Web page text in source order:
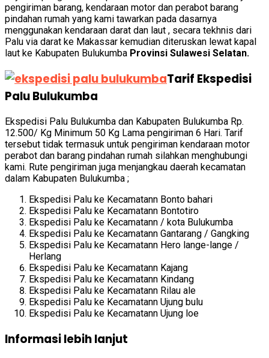
pengiriman barang, kendaraan motor dan perabot barang
pindahan rumah yang kami tawarkan pada dasarnya
menggunakan kendaraan darat dan laut , secara tekhnis dari
Palu via darat ke Makassar kemudian diteruskan lewat kapal
laut ke Kabupaten Bulukumba Provinsi Sulawesi Selatan.
Tarif Ekspedisi
Palu Bulukumba
Ekspedisi Palu Bulukumba dan Kabupaten Bulukumba Rp.
12.500/ Kg Minimum 50 Kg Lama pengiriman 6 Hari. Tarif
tersebut tidak termasuk untuk pengiriman kendaraan motor
perabot dan barang pindahan rumah silahkan menghubungi
kami. Rute pengiriman juga menjangkau daerah kecamatan
dalam Kabupaten Bulukumba ;
Ekspedisi Palu ke Kecamatann Bonto bahari
Ekspedisi Palu ke Kecamatann Bontotiro
Ekspedisi Palu ke Kecamatann / kota Bulukumba
Ekspedisi Palu ke Kecamatann Gantarang / Gangking
Ekspedisi Palu ke Kecamatann Hero lange-lange /
Herlang
Ekspedisi Palu ke Kecamatann Kajang
Ekspedisi Palu ke Kecamatann Kindang
Ekspedisi Palu ke Kecamatann Rilau ale
Ekspedisi Palu ke Kecamatann Ujung bulu
Ekspedisi Palu ke Kecamatann Ujung loe
Informasi lebih lanjut